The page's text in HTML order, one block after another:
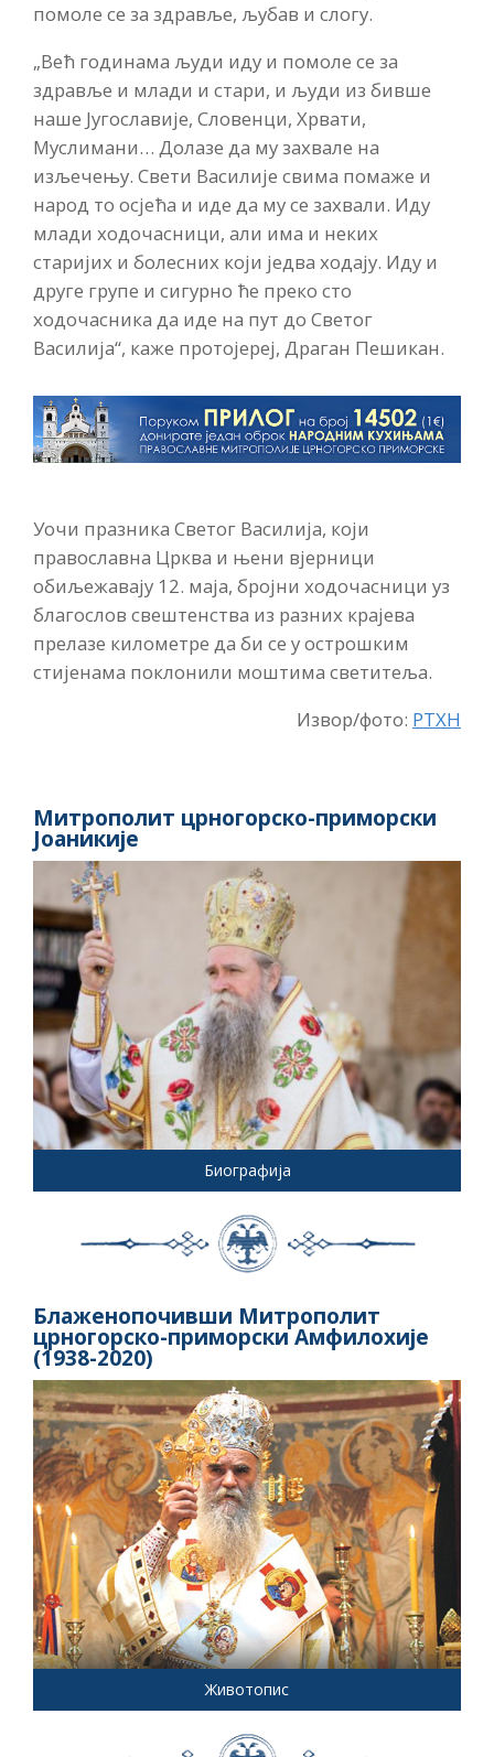
помоле се за здравље, љубав и слогу.
„Већ годинама људи иду и помоле се за
здравље и млади и стари, и људи из бивше
наше Југославије, Словенци, Хрвати,
Муслимани… Долазе да му захвале на
изљечењу. Свети Василије свима помаже и
народ то осјећа и иде да му се захвали. Иду
млади ходочасници, али има и неких
старијих и болесних који једва ходају. Иду и
друге групе и сигурно ће преко сто
ходочасника да иде на пут до Светог
Василија“, каже протојереј, Драган Пешикан.
Уочи празника Светог Василија, који
православна Црква и њени вјерници
обиљежавају 12. маја, бројни ходочасници уз
благослов свештенства из разних крајева
прелазе километре да би се у острошким
стијенама поклонили моштима светитеља.
Извор/фото: РТХН
Митрополит црногорско-приморски
Јоаникије
Биографија
Блаженопочивши Митрополит
црногорско-приморски Амфилохије
(1938-2020)
Животопис